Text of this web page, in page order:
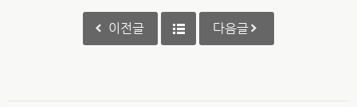
이전글 다음글